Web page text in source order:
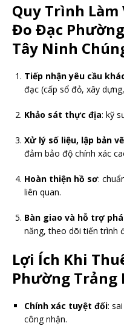
Quy Trình Làm
Đo Đạc
Tây Ninh
Tiếp nhận yêu cầu
đạc (cấp sổ đỏ, xây
Khảo sát thực địa: kỹ
Xử lý số liệu, lập bản vẽ
đảm bảo độ chính xác
Hoàn thiện hồ sơ:
liên quan.
Bàn giao và hỗ trợ
năng, theo dõi tiến trình
Lợi Ích Khi
Phường Trảng
Chính xác tuyệt đối:
công nhận.